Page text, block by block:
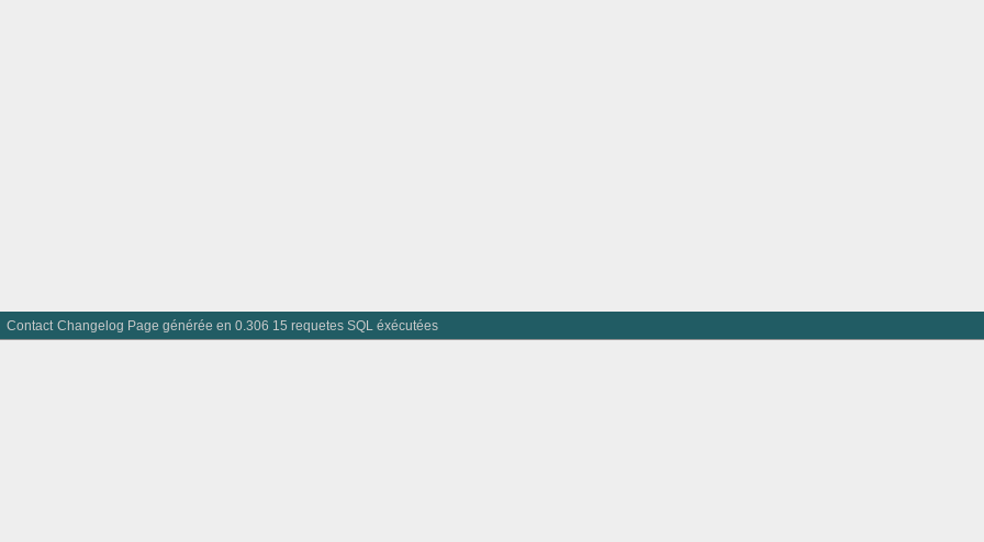
Contact Changelog Page générée en 0.306 15 requetes SQL éxécutées